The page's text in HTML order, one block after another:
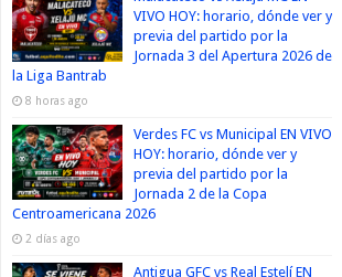
VIVO HOY: horario, dónde ver y
previa del partido por la
Jornada 3 del Apertura 2026 de
la Liga Bantrab
8 horas ago
Verdes FC vs Municipal EN VIVO
HOY: horario, dónde ver y
previa del partido por la
Jornada 2 de la Copa
Centroamericana 2026
2 días ago
Antigua GFC vs Real Estelí EN